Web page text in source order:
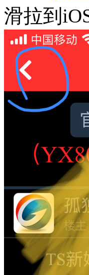
滑拉到